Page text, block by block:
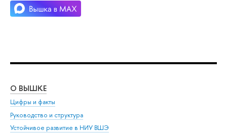
О ВЫШКЕ
Цифры и факты
Руководство и структура
Устойчивое развитие в НИУ ВШЭ